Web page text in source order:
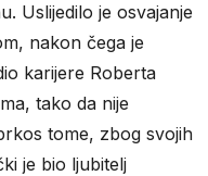
Uslijedilo je osvajanje
nakon čega je
karijere Roberta
tako da nije
tome, zbog svojih
je bio ljubitelj